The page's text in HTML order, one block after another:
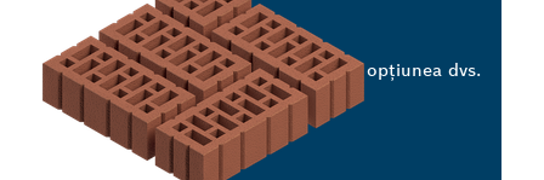
Selectați opțiunea dvs.